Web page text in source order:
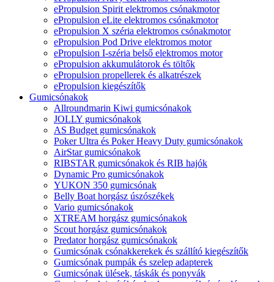
ePropulsion Spirit elektromos csónakmotor
ePropulsion eLite elektromos csónakmotor
ePropulsion X széria elektromos csónakmotor
ePropulsion Pod Drive elektromos motor
ePropulsion I-széria belső elektromos motor
ePropulsion akkumulátorok és töltők
ePropulsion propellerek és alkatrészek
ePropulsion kiegészítők
Gumicsónakok
Allroundmarin Kiwi gumicsónakok
JOLLY gumicsónakok
AS Budget gumicsónakok
Poker Ultra és Poker Heavy Duty gumicsónakok
AirStar gumicsónakok
RIBSTAR gumicsónakok és RIB hajók
Dynamic Pro gumicsónakok
YUKON 350 gumicsónak
Belly Boat horgász úszószékek
Vario gumicsónakok
XTREAM horgász gumicsónakok
Scout horgász gumicsónakok
Predator horgász gumicsónakok
Gumicsónak csónakkerekek és szállító kiegészítők
Gumicsónak pumpák és szelep adapterek
Gumicsónak ülések, táskák és ponyvák